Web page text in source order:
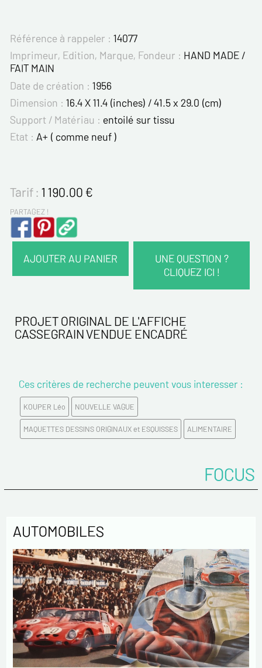
Référence à rappeler : 14077
Imprimeur, Edition, Marque, Fondeur : HAND MADE /
FAIT MAIN
Date de création : 1956
Dimension : 16.4 X 11.4 (inches) / 41.5 x 29.0 (cm)
Support / Matériau : entoilé sur tissu
Etat : A+ ( comme neuf )
Tarif : 1 190.00€
PARTAGEZ !
AJOUTER AU PANIER
UNE QUESTION ?
CLIQUEZ ICI !
Nom*
Email*
Confirmez votre Email*
Politique de confidentialité :
Les informations recueillies sur ce formulaire sont
enregistrées dans un fichier informatisé par ESTAMPE
MODERNE & SPORTIVE pour la gestion des achats et la gestion
PROJET ORIGINAL DE L'AFFICHE
CASSEGRAIN VENDUE ENCADRÉ
Ces critères de recherche peuvent vous interesser :
KOUPER Léo NOUVELLE VAGUE
MAQUETTES DESSINS ORIGINAUX et ESQUISSES ALIMENTAIRE
FOCUS
AUTOMOBILES